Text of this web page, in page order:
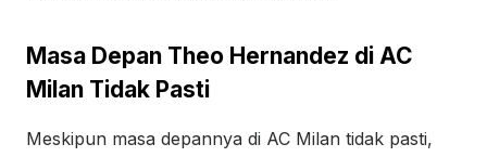
Masa Depan Theo Hernandez di AC
Milan Tidak Pasti
Meskipun masa depannya di AC Milan tidak pasti,